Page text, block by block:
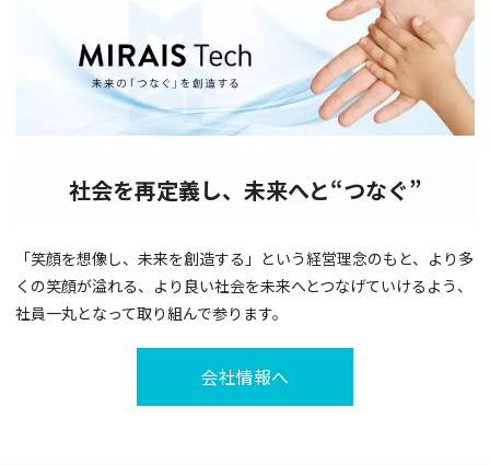
社会を再定義し、未来へと“つなぐ”
「笑顔を想像し、未来を創造する」という経営理念のもと、より多
くの笑顔が溢れる、より良い社会を未来へとつなげていけるよう、
社員一丸となって取り組んで参ります。
会社情報へ